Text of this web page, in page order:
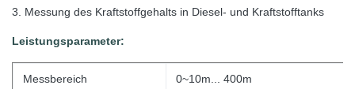
3. Messung des Kraftstoffgehalts in Diesel- und Kraftstofftanks
Leistungsparameter:
Messbereich 0~10m... 400m